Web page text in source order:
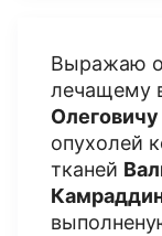
Выражаю
лечащему
Олеговичу
опухолей
тканей